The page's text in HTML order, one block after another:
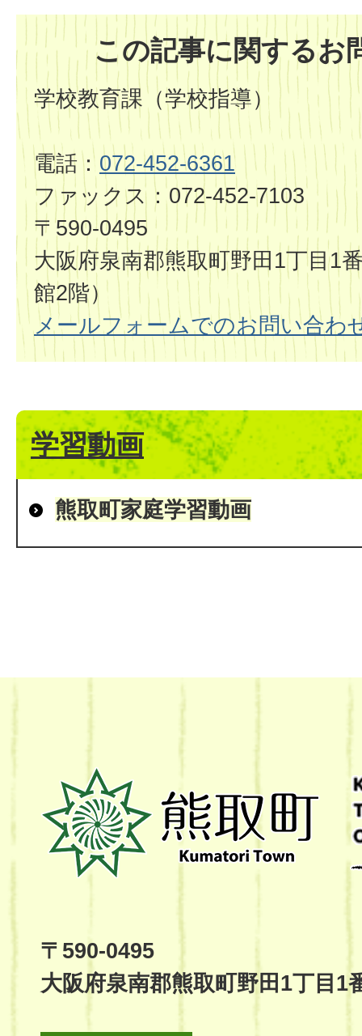
この記事に関するお
学校教育課（学校指導）
電話： 072-452-6361
ファックス：072-452-7103
〒590-0495
大阪府泉南郡熊取町野田1丁目1
館2階）
メールフォームでのお問い合わ
学習動画
熊取町家庭学習動画
熊
取
町
Kumatori
Site
〒590-0495
大阪府泉南郡熊取町野田1丁目1